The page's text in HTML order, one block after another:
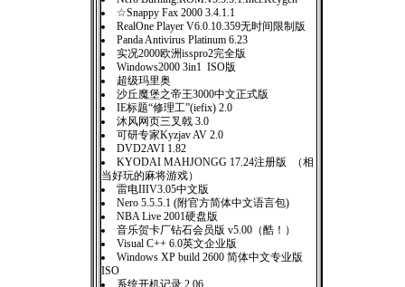
☆Snappy Fax 2000 3.4.1.1
RealOne Player V6.0.10.359无时间限制版
Panda Antivirus Platinum 6.23
实况2000欧洲isspro2完全版
Windows2000 3in1 ISO版
超级玛里奥
沙丘魔堡之帝王3000中文正式版
IE标题“修理工”(iefix) 2.0
沐风网页三叉戟 3.0
可研专家Kyzjav AV 2.0
DVD2AVI 1.82
KYODAI MAHJONGG 17.24注册版 （相
当好玩的麻将游戏）
雷电IIIV3.05中文版
Nero 5.5.5.1 (附官方简体中文语言包)
NBA Live 2001硬盘版
音乐贺卡厂钻石会员版 v5.00（酷！）
Visual C++ 6.0英文企业版
Windows XP build 2600 简体中文专业版
ISO
系统开机记录 2.06